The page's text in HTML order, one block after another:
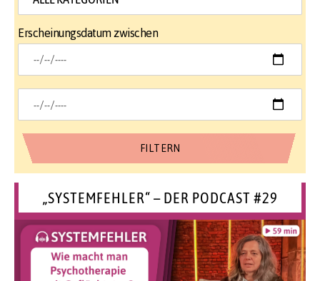
Erscheinungsdatum zwischen
„SYSTEMFEHLER“ – DER PODCAST #29